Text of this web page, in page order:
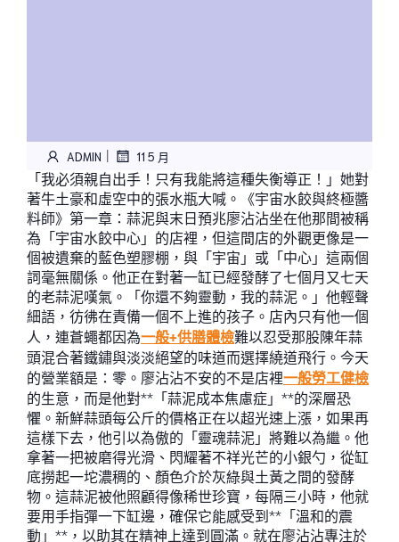
ADMIN | 11 5 月
「我必須親自出手！只有我能將這種失衡導正！」她對
著牛土豪和虛空中的張水瓶大喊。《宇宙水餃與終極醬
料師》第一章：蒜泥與末日預兆廖沾沾坐在他那間被稱
為「宇宙水餃中心」的店裡，但這間店的外觀更像是一
個被遺棄的藍色塑膠棚，與「宇宙」或「中心」這兩個
詞毫無關係。他正在對著一缸已經發酵了七個月又七天
的老蒜泥嘆氣。「你還不夠靈動，我的蒜泥。」他輕聲
細語，彷彿在責備一個不上進的孩子。店內只有他一個
人，連蒼蠅都因為一般+供膳體檢難以忍受那股陳年蒜
頭混合著鐵鏽與淡淡絕望的味道而選擇繞道飛行。今天
的營業額是：零。廖沾沾不安的不是店裡一般勞工健檢
的生意，而是他對**「蒜泥成本焦慮症」**的深層恐
懼。新鮮蒜頭每公斤的價格正在以超光速上漲，如果再
這樣下去，他引以為傲的「靈魂蒜泥」將難以為繼。他
拿著一把被磨得光滑、閃耀著不祥光芒的小銀勺，從缸
底撈起一坨濃稠的、顏色介於灰綠與土黃之間的發酵
物。這蒜泥被他照顧得像稀世珍寶，每隔三小時，他就
要用手指彈一下缸邊，確保它能感受到**「溫和的震
動」**，以助其在精神上達到圓滿。就在廖沾沾專注於